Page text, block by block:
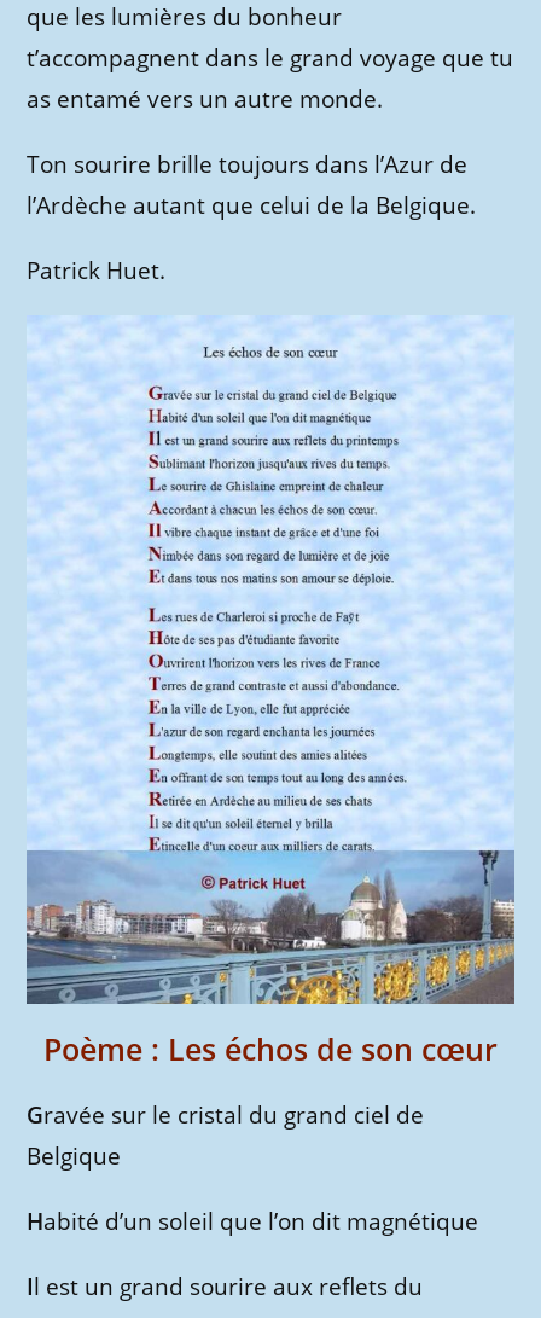
que les lumières du bonheur
t’accompagnent dans le grand voyage que tu
as entamé vers un autre monde.
Ton sourire brille toujours dans l’Azur de
l’Ardèche autant que celui de la Belgique.
Patrick Huet.
Poème : Les échos de son cœur
Gravée sur le cristal du grand ciel de
Belgique
Habité d’un soleil que l’on dit magnétique
Il est un grand sourire aux reflets du